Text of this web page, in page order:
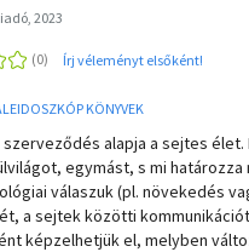
2023
Írj véleményt elsőként!
KÖNYVEK
alapja a sejtes élet.
egymást, s mi határozza
válaszuk (pl. növekedés
a sejtek közötti
képzelhetjük el, melyben